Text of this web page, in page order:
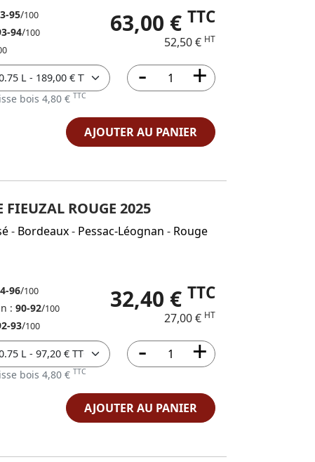
95/100
94/100 63,00 € TTC
52,50 € HT
bois 4,80 € TTC
AJOUTER AU PANIER
FIEUZAL ROUGE 2025
- Bordeaux- Pessac-Léognan - Rouge
96/100
: 90-92/100
93/100
32,40 € TTC
27,00 € HT
bois 4,80 € TTC
AJOUTER AU PANIER